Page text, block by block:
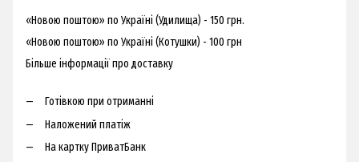
«Новою поштою» по Україні (Удилища) - 150 грн.
«Новою поштою» по Україні (Котушки) - 100 грн
Більше інформації про доставку
Готівкою при отриманні
Наложений платіж
На картку ПриватБанк